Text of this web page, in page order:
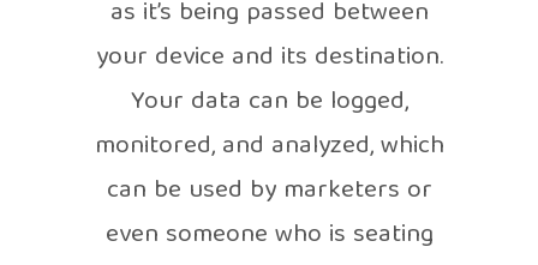
as it’s being passed between
your device and its destination.
Your data can be logged,
monitored, and analyzed, which
can be used by marketers or
even someone who is seating